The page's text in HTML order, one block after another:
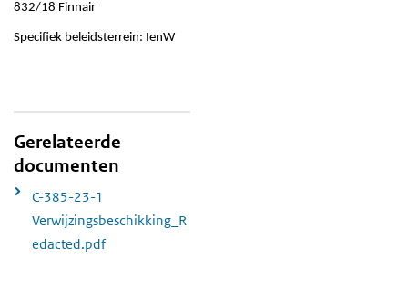
832/18 Finnair
Specifiek beleidsterrein: IenW
Gerelateerde
documenten
C-385-23-1
Verwijzingsbeschikking_R
edacted.pdf